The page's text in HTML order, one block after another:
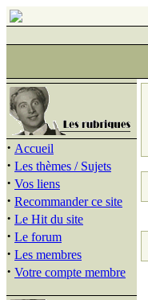
· Accueil
· Les thèmes / Sujets
· Vos liens
· Recommander ce site
· Le Hit du site
· Le forum
· Les membres
· Votre compte membre